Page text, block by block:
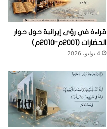
قراءة في رؤى إيرانية حول حوار
الحضارات (2001م-2010م)
4 يوليو، 2026